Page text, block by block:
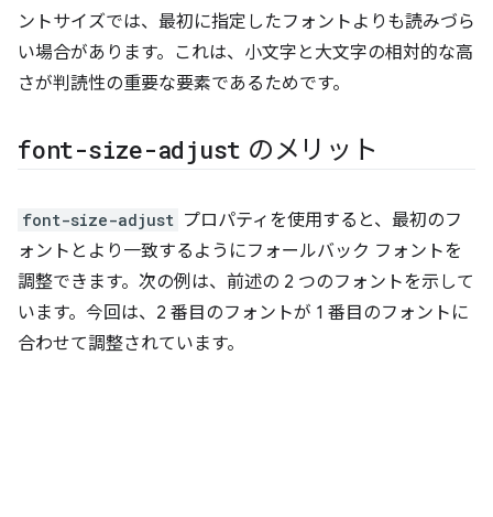
ントサイズでは、最初に指定したフォントよりも読みづら
い場合があります。これは、小文字と大文字の相対的な高
さが判読性の重要な要素であるためです。
font-size-adjust のメリット
font-size-adjust プロパティを使用すると、最初のフ
ォントとより一致するようにフォールバック フォントを
調整できます。次の例は、前述の 2 つのフォントを示して
います。今回は、2 番目のフォントが 1 番目のフォントに
合わせて調整されています。